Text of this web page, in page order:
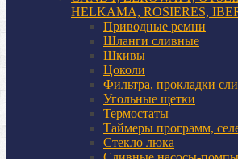
HELKAMA, ROSIERES,
Приводные ремни
Шланги сливные
Шкивы
Цоколи
Фильтра, прокладки
Угольные щетки
Термостаты
Таймеры программ,
Стекло люка